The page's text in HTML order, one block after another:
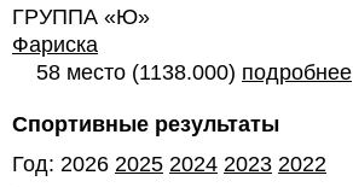
ГРУППА «Ю»
Фариска
58 место (1138.000) подробнее
Спортивные результаты
Год: 2026 2025 2024 2023 2022